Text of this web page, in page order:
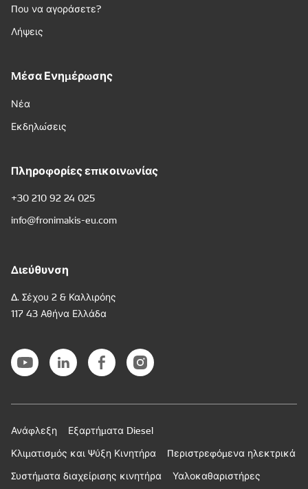
Που να αγοράσετε?
Λήψεις
Μέσα Ενημέρωσης
Νέα
Εκδηλώσεις
Πληροφορίες επικοινωνίας
+30 210 92 24 025
info@fronimakis-eu.com
Διεύθυνση
Δ. Σέχου 2 & Καλλιρόης
117 43 Αθήνα Ελλάδα
Ανάφλεξη
Εξαρτήματα Diesel
Κλιματισμός και Ψύξη Κινητήρα
Περιστρεφόμενα ηλεκτρικά
Συστήματα διαχείρισης κινητήρα
Υαλοκαθαριστήρες